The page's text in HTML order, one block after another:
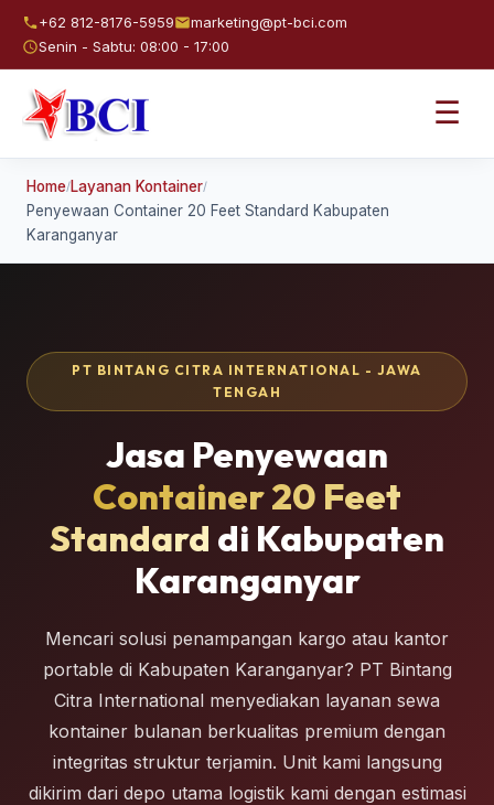
+62 812-8176-5959
marketing@pt-bci.com
Senin - Sabtu: 08:00 - 17:00
☰
Home/Layanan Kontainer/
Penyewaan Container 20 Feet Standard Kabupaten
Karanganyar
PT BINTANG CITRA INTERNATIONAL - JAWA
TENGAH
Jasa Penyewaan
Container 20 Feet
Standard di Kabupaten
Karanganyar
Mencari solusi penampangan kargo atau kantor
portable di Kabupaten Karanganyar? PT Bintang
Citra International menyediakan layanan sewa
kontainer bulanan berkualitas premium dengan
integritas struktur terjamin. Unit kami langsung
dikirim dari depo utama logistik kami dengan estimasi